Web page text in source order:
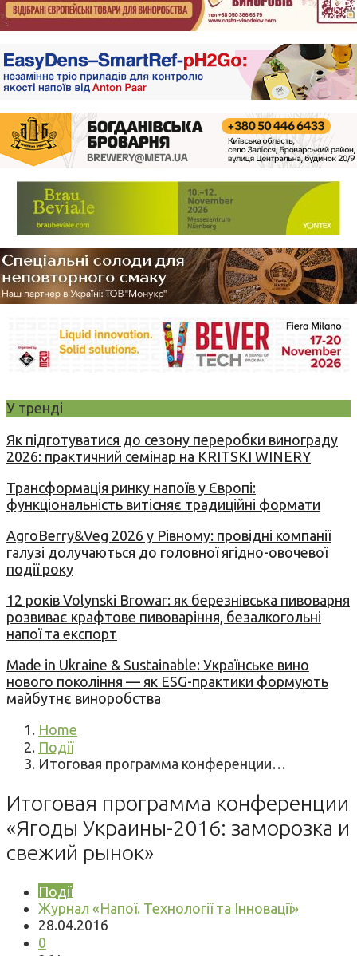
У тренді
Як підготуватися до сезону переробки винограду
2026: практичний семінар на KRITSKI WINERY
Трансформація ринку напоїв у Європі:
функціональність витісняє традиційні формати
AgroBerry&Veg 2026 у Рівному: провідні компанії
галузі долучаються до головної ягідно-овочевої
події року
12 років Volynski Browar: як березнівська пивоварня
розвиває крафтове пивоваріння, безалкогольні
напої та експорт
Made in Ukraine & Sustainable: Українське вино
нового покоління — як ESG-практики формують
майбутнє виноробства
Home
Події
Итоговая программа конференции…
Итоговая программа конференции
«Ягоды Украины-2016: заморозка и
свежий рынок»
Події
Журнал «Напої. Технології та Інновації»
28.04.2016
0